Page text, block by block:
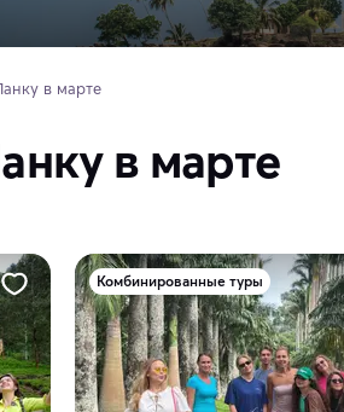
в марте
в марте
Комбинированные туры